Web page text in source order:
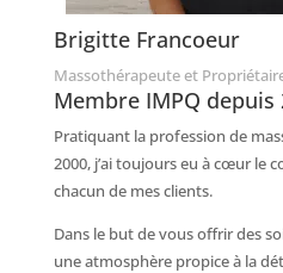
Brigitte Francoeur
Massothérapeute et
Membre IMPQ depuis
Pratiquant la profession de
2000, j’ai toujours eu à cœur le
chacun de mes clients.
Dans le but de vous offrir des
une atmosphère propice à la